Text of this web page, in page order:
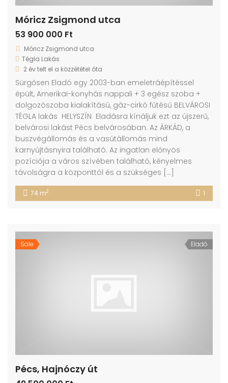
Móricz Zsigmond utca
53 900 000 Ft
Móricz Zsigmond utca
Tégla Lakás
2 év telt el a közzététel óta
Sürgősen Eladó egy 2003-ban emeletráépítéssel
épült, Amerikai-konyhás nappali + 3 egész szoba +
dolgozószoba kialakítású, gáz-cirkó fűtésű BELVÁROSI
TÉGLA lakás HELYSZÍN Eladásra kínáljuk ezt az újszerű,
belvárosi lakást Pécs belvárosában. Az ÁRKÁD, a
buszvégállomás és a vasútállomás mind
karnyújtásnyira található. Az ingatlan előnyös
pozíciója a város szívében található, kényelmes
távolságra a központtól és a szükséges […]
74 m2 1
Sale Eladó
Pécs, Hajnóczy út